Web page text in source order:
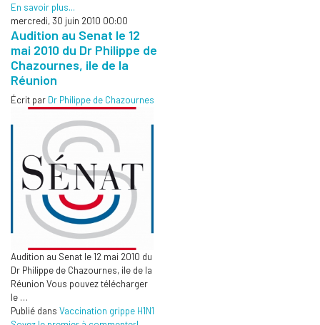
En savoir plus...
mercredi, 30 juin 2010 00:00
Audition au Senat le 12
mai 2010 du Dr Philippe de
Chazournes, ile de la
Réunion
Écrit par Dr Philippe de Chazournes
Audition au Senat le 12 mai 2010 du
Dr Philippe de Chazournes, ile de la
Réunion Vous pouvez télécharger
le …
Publié dans Vaccination grippe H1N1